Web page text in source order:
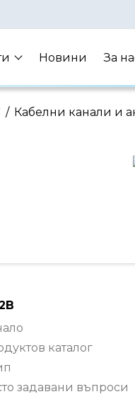
Новини За
/ Кабелни канали и
каталог
задавани въпроси